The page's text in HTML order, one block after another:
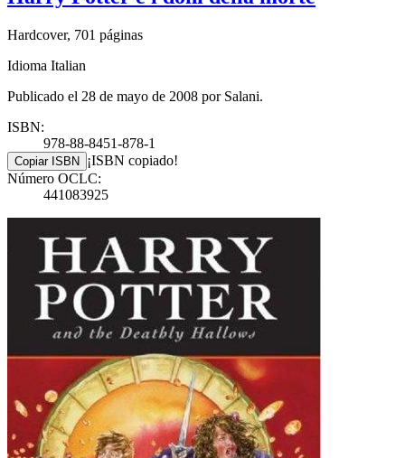
Hardcover, 701 páginas
Idioma Italian
Publicado el 28 de mayo de 2008 por Salani.
ISBN:
978-88-8451-878-1
Copiar ISBN
¡ISBN copiado!
Número OCLC:
441083925